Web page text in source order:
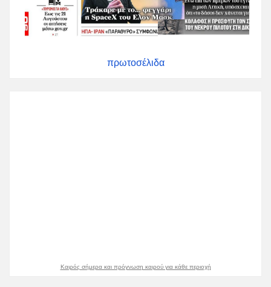
πρωτοσέλιδα
Καιρός σήμερα και πρόγνωση καιρού για κάθε περιοχή